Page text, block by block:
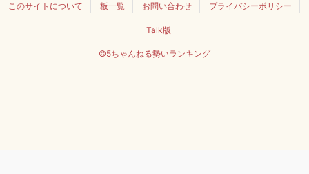
このサイトについて 板一覧 お問い合わせ プライバシーポリシー
Talk版
©5ちゃんねる勢いランキング